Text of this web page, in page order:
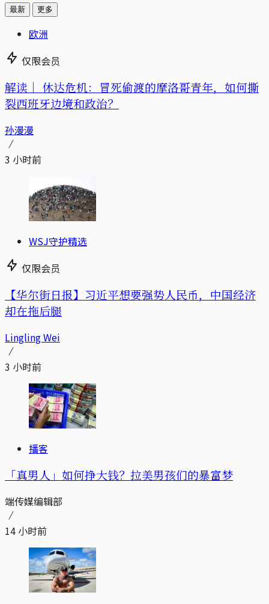
最新 更多
欧洲
仅限会员
解读｜ 休达危机：冒死偷渡的摩洛哥青年，如何撕
裂西班牙边境和政治？
孙漫漫
3 小时前
WSJ守护精选
仅限会员
【华尔街日报】习近平想要强势人民币，中国经济
却在拖后腿
Lingling Wei
3 小时前
播客
「真男人」如何挣大钱？拉美男孩们的暴富梦
端传媒编辑部
14 小时前